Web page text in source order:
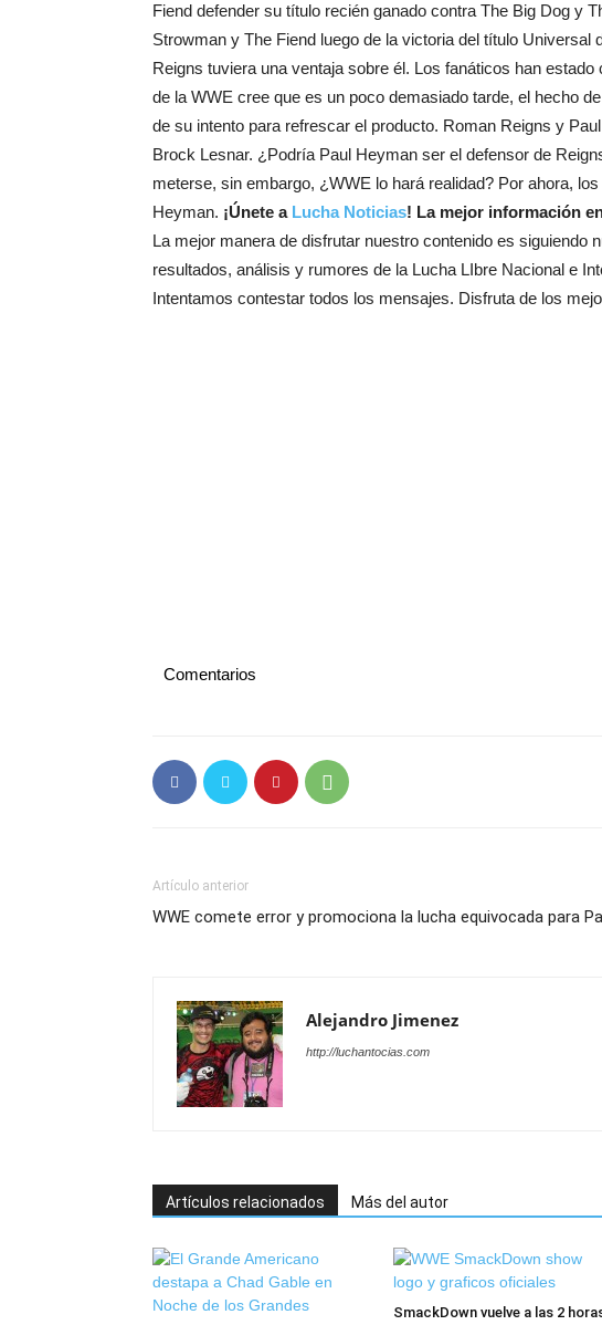
Fiend defender su título recién ganado contra The Big Dog y
Strowman y The Fiend luego de la victoria del título
Reigns tuviera una ventaja sobre él. Los fanáticos han
de la WWE cree que es un poco demasiado tarde, el hecho
de su intento para refrescar el producto. Roman Reigns y
Brock Lesnar. ¿Podría Paul Heyman ser el defensor de
meterse, sin embargo, ¿WWE lo hará realidad? Por ahora,
Heyman. ¡Únete a Lucha Noticias! La mejor información
La mejor manera de disfrutar nuestro contenido es siguiendo
resultados, análisis y rumores de la Lucha LIbre Nacional e
Intentamos contestar todos los mensajes. Disfruta de los
Comentarios
Artículo anterior
WWE comete error y promociona la lucha equivocada para
Alejandro Jimenez
http://luchantocias.com
Artículos relacionados Más del autor
SmackDown vuelve a las 2